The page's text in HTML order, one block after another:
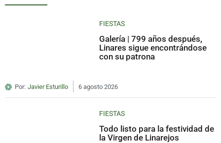
FIESTAS
Galería | 799 años después,
Linares sigue encontrándose
con su patrona
Por: Javier Esturillo 6 agosto 2026
FIESTAS
Todo listo para la festividad de
la Virgen de Linarejos